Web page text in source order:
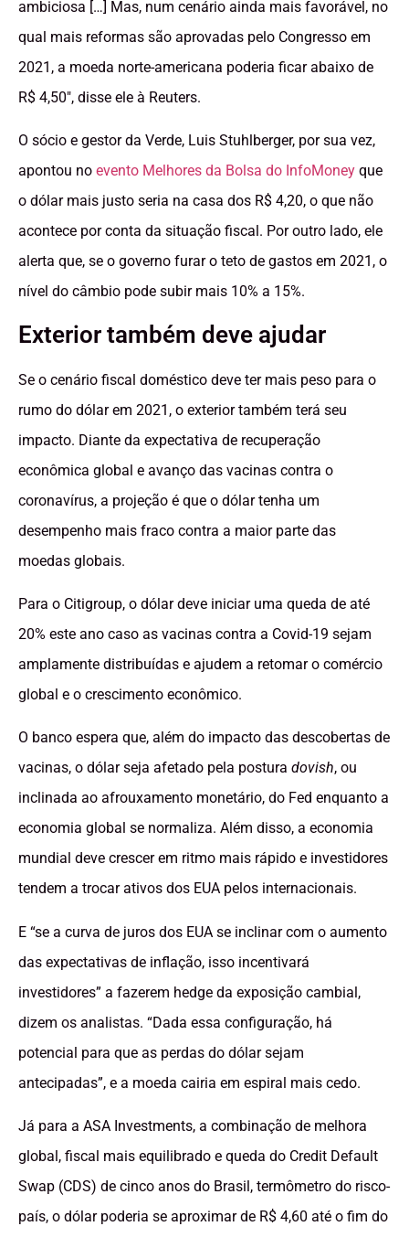
ambiciosa […] Mas, num cenário ainda mais favorável, no
qual mais reformas são aprovadas pelo Congresso em
2021, a moeda norte-americana poderia ficar abaixo de
R$ 4,50″, disse ele à Reuters.
O sócio e gestor da Verde, Luis Stuhlberger, por sua vez,
apontou no evento Melhores da Bolsa do InfoMoney que
o dólar mais justo seria na casa dos R$ 4,20, o que não
acontece por conta da situação fiscal. Por outro lado, ele
alerta que, se o governo furar o teto de gastos em 2021, o
nível do câmbio pode subir mais 10% a 15%.
Exterior também deve ajudar
Se o cenário fiscal doméstico deve ter mais peso para o
rumo do dólar em 2021, o exterior também terá seu
impacto. Diante da expectativa de recuperação
econômica global e avanço das vacinas contra o
coronavírus, a projeção é que o dólar tenha um
desempenho mais fraco contra a maior parte das
moedas globais.
Para o Citigroup, o dólar deve iniciar uma queda de até
20% este ano caso as vacinas contra a Covid-19 sejam
amplamente distribuídas e ajudem a retomar o comércio
global e o crescimento econômico.
O banco espera que, além do impacto das descobertas de
vacinas, o dólar seja afetado pela postura dovish, ou
inclinada ao afrouxamento monetário, do Fed enquanto a
economia global se normaliza. Além disso, a economia
mundial deve crescer em ritmo mais rápido e investidores
tendem a trocar ativos dos EUA pelos internacionais.
E “se a curva de juros dos EUA se inclinar com o aumento
das expectativas de inflação, isso incentivará
investidores” a fazerem hedge da exposição cambial,
dizem os analistas. “Dada essa configuração, há
potencial para que as perdas do dólar sejam
antecipadas”, e a moeda cairia em espiral mais cedo.
Já para a ASA Investments, a combinação de melhora
global, fiscal mais equilibrado e queda do Credit Default
Swap (CDS) de cinco anos do Brasil, termômetro do risco-
país, o dólar poderia se aproximar de R$ 4,60 até o fim do